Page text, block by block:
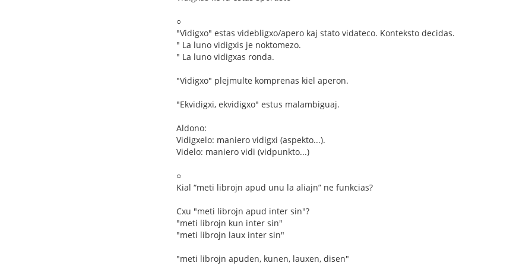
○
"Vidigxo" estas videbligxo/apero kaj stato vidateco. Konteksto decidas.
" La luno vidigxis je noktomezo.
" La luno vidigxas ronda.
"Vidigxo" plejmulte komprenas kiel aperon.
"Ekvidigxi, ekvidigxo" estus malambiguaj.
Aldono:
Vidigxelo: maniero vidigxi (aspekto...).
Videlo: maniero vidi (vidpunkto...)
○
Kial “meti librojn apud unu la aliajn” ne funkcias?
Cxu "meti librojn apud inter sin"?
"meti librojn kun inter sin"
"meti librojn laux inter sin"
"meti librojn apuden, kunen, lauxen, disen"